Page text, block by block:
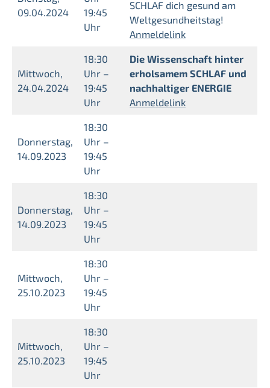
09.04.2024
19:45
Uhr
SCHLAF dich gesund am
Weltgesundheitstag!
Anmeldelink
Mittwoch,
24.04.2024
18:30
Uhr –
19:45
Uhr
Die Wissenschaft hinter
erholsamem SCHLAF und
nachhaltiger ENERGIE
Anmeldelink
Donnerstag,
14.09.2023
18:30
Uhr –
19:45
Uhr
Donnerstag,
14.09.2023
18:30
Uhr –
19:45
Uhr
Mittwoch,
25.10.2023
18:30
Uhr –
19:45
Uhr
Mittwoch,
25.10.2023
18:30
Uhr –
19:45
Uhr